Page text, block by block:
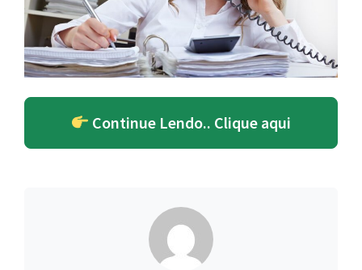
Continue Lendo.. Clique aqui